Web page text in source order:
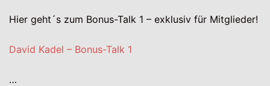
Hier geht´s zum Bonus-Talk 1 – exklusiv für Mitglieder!
David Kadel – Bonus-Talk 1
…